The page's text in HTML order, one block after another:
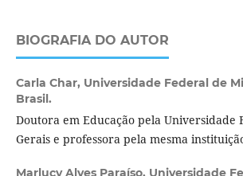
BIOGRAFIA DO AUTOR
Carla Char, Universidade Federal de
Brasil.
Doutora em Educação pela Universidade
Gerais e professora pela mesma
Marlucy Alves Paraíso, Universidade